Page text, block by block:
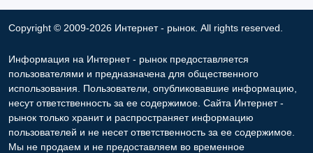
Copyright © 2009-2026 Интернет - рынок. All rights reserved.
Информация на Интернет - рынок предоставляется
пользователями и предназначена для общественного
использования. Пользователи, опубликовавшие информацию,
несут ответственность за ее содержимое. Сайта Интернет -
рынок только хранит и распространяет информацию
пользователей и не несет ответственность за ее содержимое.
Мы не продаем и не предоставляем во временное